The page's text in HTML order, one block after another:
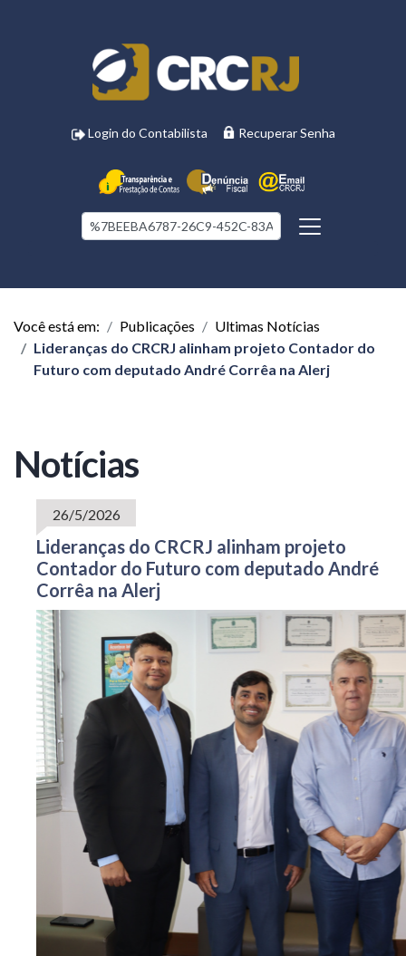
Login do Contabilista Recuperar Senha
Você está em: Publicações
Ultimas Notícias
Lideranças do CRCRJ alinham projeto Contador do
Futuro com deputado André Corrêa na Alerj
Notícias
26/5/2026
Lideranças do CRCRJ alinham projeto
Contador do Futuro com deputado André
Corrêa na Alerj